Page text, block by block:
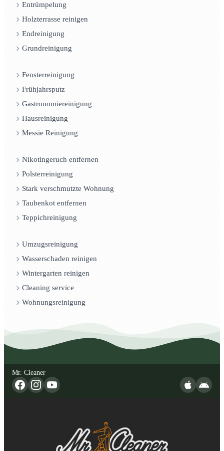
Entrümpelung
Holzterrasse reinigen
Endreinigung
Grundreinigung
Fensterreinigung
Frühjahrsputz
Gastronomiereinigung
Hausreinigung
Messie Reinigung
Nikotingeruch entfernen
Polsterreinigung
Stark verschmutzte Wohnung
Taubenkot entfernen
Teppichreinigung
Umzugsreinigung
Wasserschaden reinigen
Wintergarten reinigen
Cleaning service
Wohnungsreinigung
Mr. Cleaner